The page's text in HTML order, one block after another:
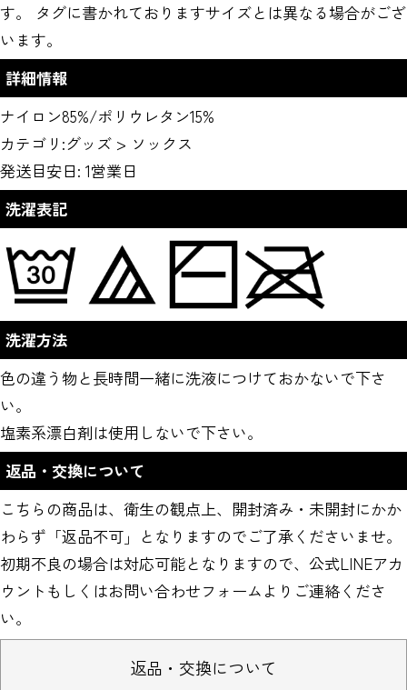
す。 タグに書かれておりますサイズとは異なる場合がござ
います。
詳細情報
ナイロン85%/ポリウレタン15%
カテゴリ:グッズ > ソックス
発送目安日: 1営業日
洗濯表記
洗濯方法
色の違う物と長時間一緒に洗液につけておかないで下さ
い。
塩素系漂白剤は使用しないで下さい。
返品・交換について
こちらの商品は、衛生の観点上、開封済み・未開封にかか
わらず「返品不可」となりますのでご了承くださいませ。
初期不良の場合は対応可能となりますので、公式LINEアカ
ウントもしくはお問い合わせフォームよりご連絡くださ
い。
返品・交換について